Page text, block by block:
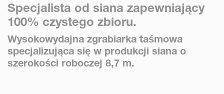
Specjalista od siana zapewniający
100% czystego zbioru.
Wysokowydajna zgrabiarka taśmowa
specjalizująca się w produkcji siana o
szerokości roboczej 8,7 m.